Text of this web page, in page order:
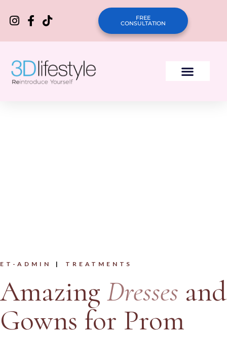
FREE
CONSULTATION
ET-ADMIN TREATMENTS
Amazing Dresses and
Gowns for Prom